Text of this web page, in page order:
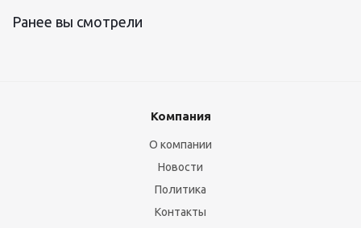
Ранее вы смотрели
Компания
О компании
Новости
Политика
Контакты